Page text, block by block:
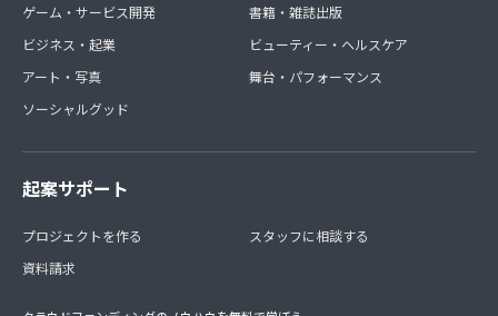
ゲーム・サービス開発
ビジネス・起業
アート・写真
ソーシャルグッド
書籍・雑誌出版
ビューティー・ヘルスケア
舞台・パフォーマンス
起案サポート
プロジェクトを作る
資料請求
スタッフに相談する